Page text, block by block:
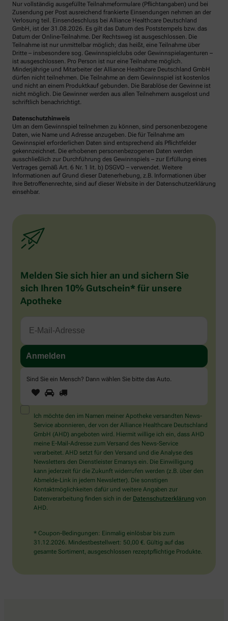
Nur vollständig ausgefüllte Teilnahmeformulare (Pflichtangaben) und bei
Zusendung per Post ausreichend frankierte Einsendungen nehmen an der
Verlosung teil. Einsendeschluss bei Alliance Healthcare Deutschland
GmbH, ist der 31.08.2026. Es gilt das Datum des Poststempels bzw. das
Datum der Online-Teilnahme. Der Rechtsweg ist ausgeschlossen. Die
Teilnahme ist nur unmittelbar möglich; das heißt, eine Teilnahme über
Dritte – insbesondere sog. Gewinnspielclubs oder Gewinnspielagenturen –
ist ausgeschlossen. Pro Person ist nur eine Teilnahme möglich.
Minderjährige und Mitarbeiter der Alliance Healthcare Deutschland GmbH
dürfen nicht teilnehmen. Die Teilnahme an dem Gewinnspiel ist kostenlos
und nicht an einem Produktkauf gebunden. Die Barablöse der Gewinne ist
nicht möglich. Die Gewinner werden aus allen Teilnehmern ausgelost und
schriftlich benachrichtigt.
Datenschutzhinweis
Um an dem Gewinnspiel teilnehmen zu können, sind personenbezogene
Daten, wie Name und Adresse anzugeben. Die für Teilnahme am
Gewinnspiel erforderlichen Daten sind entsprechend als Pflichtfelder
gekennzeichnet. Die erhobenen personenbezogenen Daten werden
ausschließlich zur Durchführung des Gewinnspiels – zur Erfüllung eines
Vertrages gemäß Art. 6 Nr. 1 lit. b) DSGVO – verwendet. Weitere
Informationen auf Grund dieser Datenerhebung, z.B. Informationen über
Ihre Betroffenenrechte, sind auf dieser Website in der Datenschutzerklärung
einsehbar.
Melden Sie sich hier an und sichern Sie
sich Ihren 10% Gutschein* für unsere
Apotheke
Sind Sie ein Mensch? Dann wählen Sie bitte das Auto.
Sind
Sie
ein
Mensch?
Dann
wählen
Sie
bitte
das
Auto.
1 2
Ich möchte den im Namen meiner Apotheke versandten News-
Service abonnieren, der von der Alliance Healthcare Deutschland
GmbH (AHD) angeboten wird. Hiermit willige ich ein, dass AHD
meine E-Mail-Adresse zum Versand des News-Service
verarbeitet. AHD setzt für den Versand und die Analyse des
Newsletters den Dienstleister Emarsys ein. Die Einwilligung
kann jederzeit für die Zukunft widerrufen werden (z.B. über den
Abmelde-Link in jedem Newsletter). Die sonstigen
Kontaktmöglichkeiten dafür und weitere Angaben zur
Datenverarbeitung finden sich in der Datenschutzerklärung von
AHD.
* Coupon-Bedingungen: Einmalig einlösbar bis zum
31.12.2026. Mindestbestellwert: 50,00 €. Gültig auf das
gesamte Sortiment, ausgeschlossen rezeptpflichtige Produkte.